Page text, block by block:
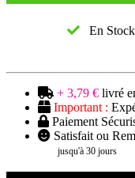
En Stock
+ 3,79 € livré
Important :
Paiement
Satisfait ou
jusqu'à 30 jours